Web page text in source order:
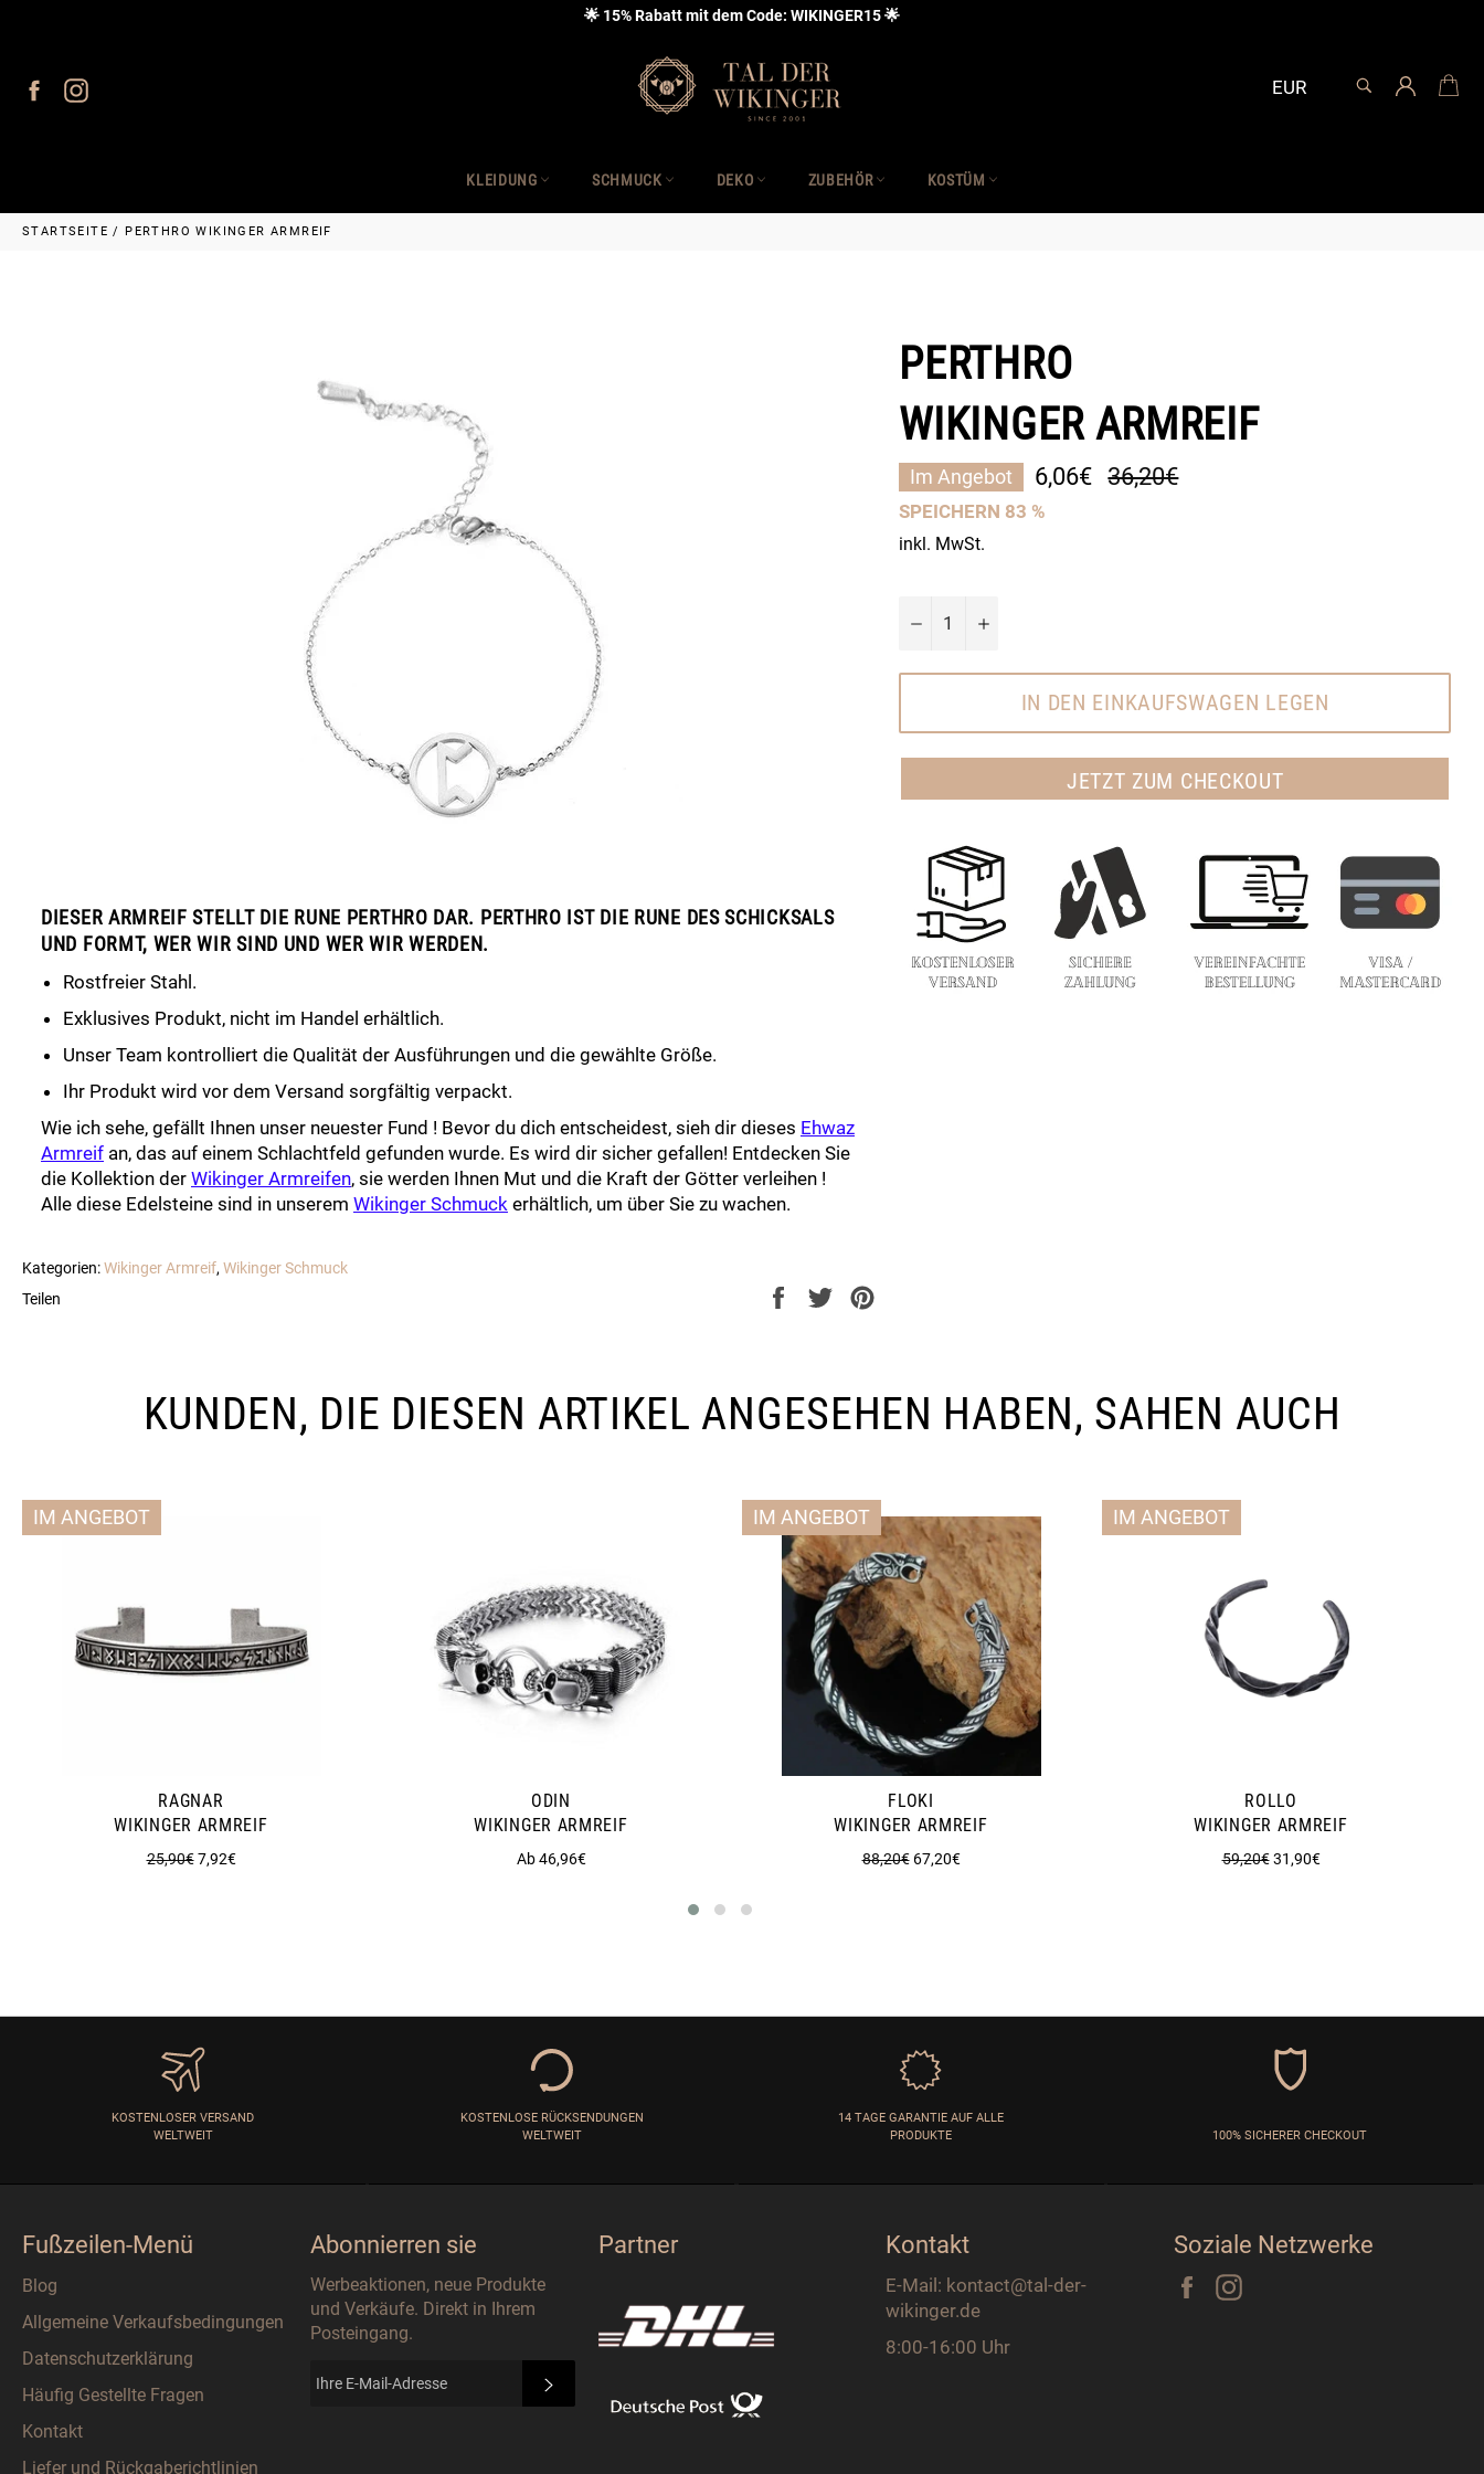
🌟 15% Rabatt mit dem Code: WIKINGER15 🌟
FacebookInstagram
Suchen
KLEIDUNG SCHMUCK DEKO ZUBEHÖR KOSTÜM
STARTSEITE /PERTHRO WIKINGER ARMREIF
DIESER ARMREIF STELLT DIE RUNE PERTHRO DAR. PERTHRO IST DIE RUNE DES SCHICKSALS
UND FORMT, WER WIR SIND UND WER WIR WERDEN.
Rostfreier Stahl.
Exklusives Produkt, nicht im Handel erhältlich.
Unser Team kontrolliert die Qualität der Ausführungen und die gewählte Größe.
Ihr Produkt wird vor dem Versand sorgfältig verpackt.
Wie ich sehe, gefällt Ihnen unser neuester Fund ! Bevor du dich entscheidest, sieh dir dieses Ehwaz
Armreif an, das auf einem Schlachtfeld gefunden wurde. Es wird dir sicher gefallen! Entdecken Sie
die Kollektion der Wikinger Armreifen, sie werden Ihnen Mut und die Kraft der Götter verleihen !
Alle diese Edelsteine sind in unserem Wikinger Schmuck erhältlich, um über Sie zu wachen.
Kategorien:Wikinger Armreif, Wikinger Schmuck
Teilen
Auf
Auf
PERTHRO
WIKINGER ARMREIF
Im Angebot 6,06€
Normaler
Preis
36,20€
SPEICHERN 83 %
inkl. MwSt.
− +
IN DEN EINKAUFSWAGEN LEGEN
JETZT ZUM CHECKOUT
KUNDEN, DIE DIESEN ARTIKEL ANGESEHEN HABEN, SAHEN AUCH
RAGNAR
WIKINGER ARMREIF
Normaler
25,90€Sonderpreis
7,92€
IM ANGEBOT
ODIN
WIKINGER ARMREIF
Ab 46,96€
FLOKI
WIKINGER ARMREIF
Normaler
88,20€Sonderpreis
67,20€
IM ANGEBOT
ROLLO
WIKINGER ARMREIF
Normaler
59,20€Sonderpreis
31,90€
IM ANGEBOT
KOSTENLOSER VERSAND
WELTWEIT
KOSTENLOSE RÜCKSENDUNGEN
WELTWEIT
14 TAGE GARANTIE AUF ALLE
PRODUKTE
100% SICHERER CHECKOUT
Fußzeilen-Menü
Blog
Allgemeine Verkaufsbedingungen
Datenschutzerklärung
Häufig Gestellte Fragen
Kontakt
Liefer und Rückgaberichtlinien
Abonnierren sie
Werbeaktionen, neue Produkte
und Verkäufe. Direkt in Ihrem
Posteingang.
Partner Kontakt
E-Mail: kontact@tal-der-
wikinger.de
8:00-16:00 Uhr
Soziale Netzwerke
Facebook